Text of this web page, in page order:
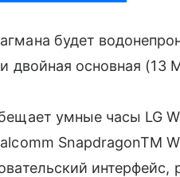
будет
двойная основная (13
умные часы LG
SnapdragonTM